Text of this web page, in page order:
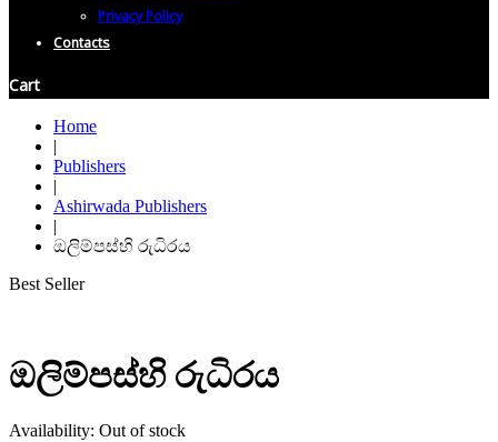
Privacy Policy
Contacts
Cart
Home
|
Publishers
|
Ashirwada Publishers
|
ඔලිම්පස්හි රුධිරය
Best Seller
ඔලිම්පස්හි රුධිරය
Availability: Out of stock